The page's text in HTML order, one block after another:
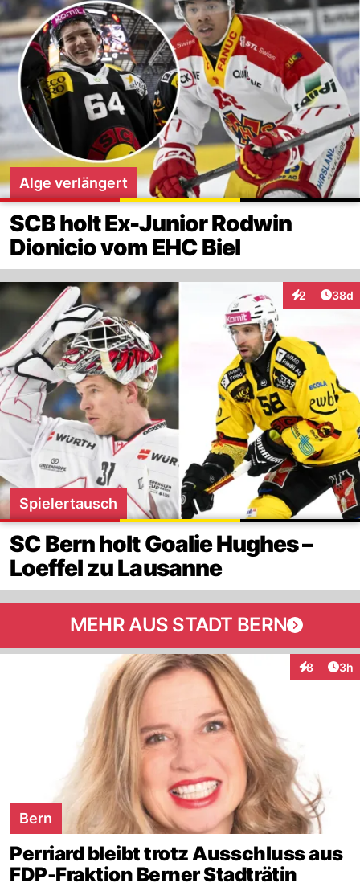
Alge verlängert
SCB holt Ex-Junior Rodwin
Dionicio vom EHC Biel
2
Interaktionen
38d
Spielertausch
SC Bern holt Goalie Hughes –
Loeffel zu Lausanne
MEHR AUS STADT BERN
8 3h
Bern
Perriard bleibt trotz Ausschluss aus
FDP-Fraktion Berner Stadträtin